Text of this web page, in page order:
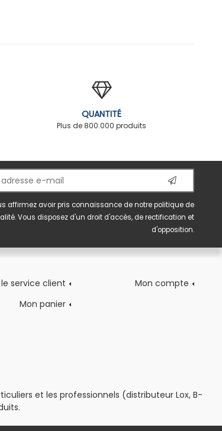
QUANTITÉ
Plus de 800.000 produits
affirmez avoir pris connaissance de notrepolitique de
. Vous disposez d'un droit d'accès, de rectification et
d'opposition.
service client
Mon compte
Mon panier
et les professionnels (distributeur Lox, B-